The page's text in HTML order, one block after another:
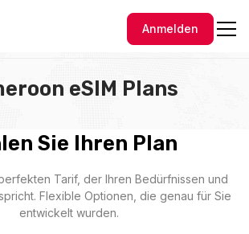
Anmelden
eSIM Plans
Sie Ihren Plan
Tarif, der Ihren Bedürfnissen und
Flexible Optionen, die genau für Sie
entwickelt wurden.